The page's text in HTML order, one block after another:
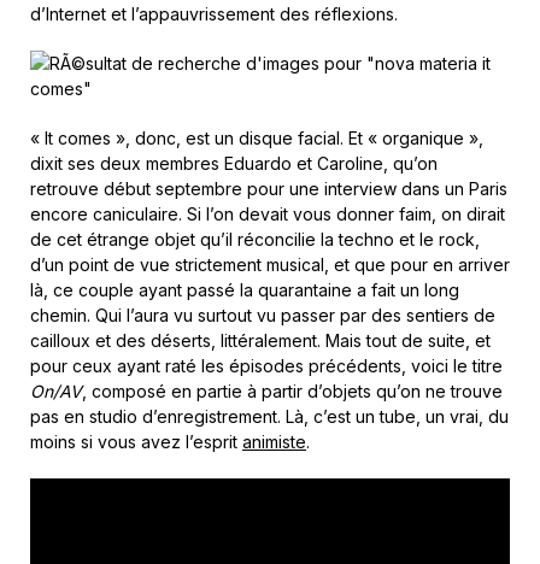
d’Internet et l’appauvrissement des réflexions.
« It comes », donc, est un disque facial. Et « organique »,
dixit ses deux membres Eduardo et Caroline, qu’on
retrouve début septembre pour une interview dans un Paris
encore caniculaire. Si l’on devait vous donner faim, on dirait
de cet étrange objet qu’il réconcilie la techno et le rock,
d’un point de vue strictement musical, et que pour en arriver
là, ce couple ayant passé la quarantaine a fait un long
chemin. Qui l’aura vu surtout vu passer par des sentiers de
cailloux et des déserts, littéralement. Mais tout de suite, et
pour ceux ayant raté les épisodes précédents, voici le titre
On/AV, composé en partie à partir d’objets qu’on ne trouve
pas en studio d’enregistrement. Là, c’est un tube, un vrai, du
moins si vous avez l’esprit animiste.